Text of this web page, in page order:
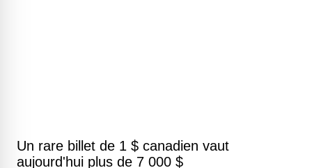
Un rare billet de 1 $ canadien vaut
aujourd'hui plus de 7 000 $